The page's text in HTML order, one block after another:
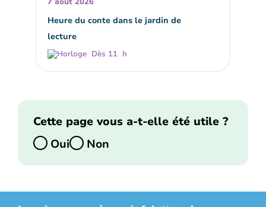
Heure du conte dans le jardin de
lecture
Dès 11 h
Cette page vous a-t-elle été utile ?
Oui
Non